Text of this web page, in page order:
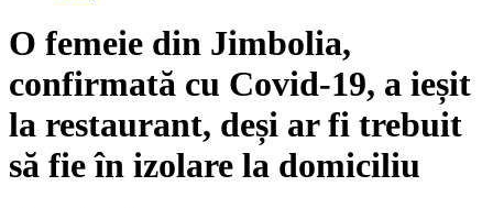
O femeie din Jimbolia,
confirmată cu Covid-19, a ieșit
la restaurant, deși ar fi trebuit
să fie în izolare la domiciliu